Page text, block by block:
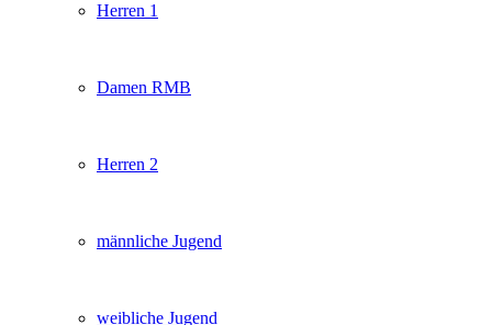
Herren 1
Damen RMB
Herren 2
männliche Jugend
weibliche Jugend